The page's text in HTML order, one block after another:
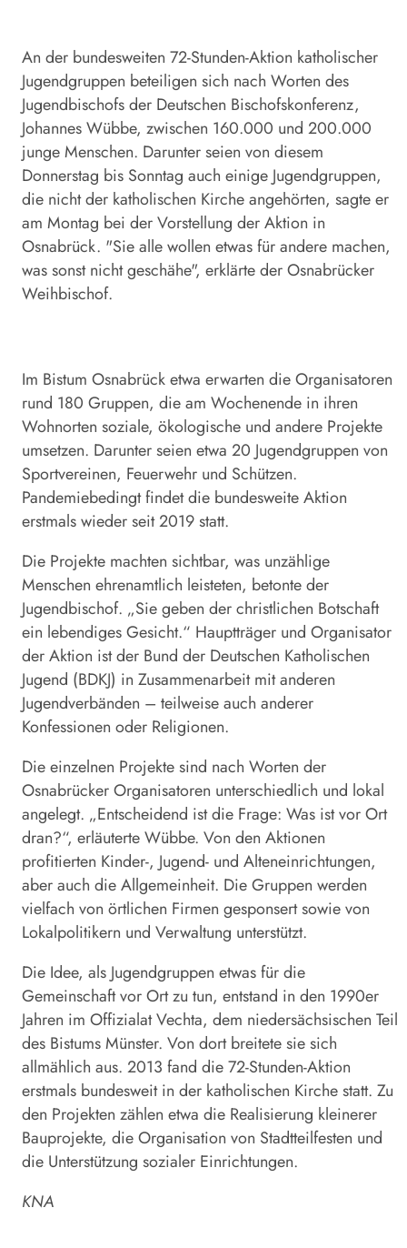
An der bundesweiten 72-Stunden-Aktion katholischer
Jugendgruppen beteiligen sich nach Worten des
Jugendbischofs der Deutschen Bischofskonferenz,
Johannes Wübbe, zwischen 160.000 und 200.000
junge Menschen. Darunter seien von diesem
Donnerstag bis Sonntag auch einige Jugendgruppen,
die nicht der katholischen Kirche angehörten, sagte er
am Montag bei der Vorstellung der Aktion in
Osnabrück. "Sie alle wollen etwas für andere machen,
was sonst nicht geschähe", erklärte der Osnabrücker
Weihbischof.
Im Bistum Osnabrück etwa erwarten die Organisatoren
rund 180 Gruppen, die am Wochenende in ihren
Wohnorten soziale, ökologische und andere Projekte
umsetzen. Darunter seien etwa 20 Jugendgruppen von
Sportvereinen, Feuerwehr und Schützen.
Pandemiebedingt findet die bundesweite Aktion
erstmals wieder seit 2019 statt.
Die Projekte machten sichtbar, was unzählige
Menschen ehrenamtlich leisteten, betonte der
Jugendbischof. „Sie geben der christlichen Botschaft
ein lebendiges Gesicht.“ Hauptträger und Organisator
der Aktion ist der Bund der Deutschen Katholischen
Jugend (BDKJ) in Zusammenarbeit mit anderen
Jugendverbänden – teilweise auch anderer
Konfessionen oder Religionen.
Die einzelnen Projekte sind nach Worten der
Osnabrücker Organisatoren unterschiedlich und lokal
angelegt. „Entscheidend ist die Frage: Was ist vor Ort
dran?“, erläuterte Wübbe. Von den Aktionen
profitierten Kinder-, Jugend- und Alteneinrichtungen,
aber auch die Allgemeinheit. Die Gruppen werden
vielfach von örtlichen Firmen gesponsert sowie von
Lokalpolitikern und Verwaltung unterstützt.
Die Idee, als Jugendgruppen etwas für die
Gemeinschaft vor Ort zu tun, entstand in den 1990er
Jahren im Offizialat Vechta, dem niedersächsischen Teil
des Bistums Münster. Von dort breitete sie sich
allmählich aus. 2013 fand die 72-Stunden-Aktion
erstmals bundesweit in der katholischen Kirche statt. Zu
den Projekten zählen etwa die Realisierung kleinerer
Bauprojekte, die Organisation von Stadtteilfesten und
die Unterstützung sozialer Einrichtungen.
KNA